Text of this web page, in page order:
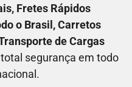
, Fretes Rápidos
o Brasil , Carretos
ransporte de Cargas
segurança em todo